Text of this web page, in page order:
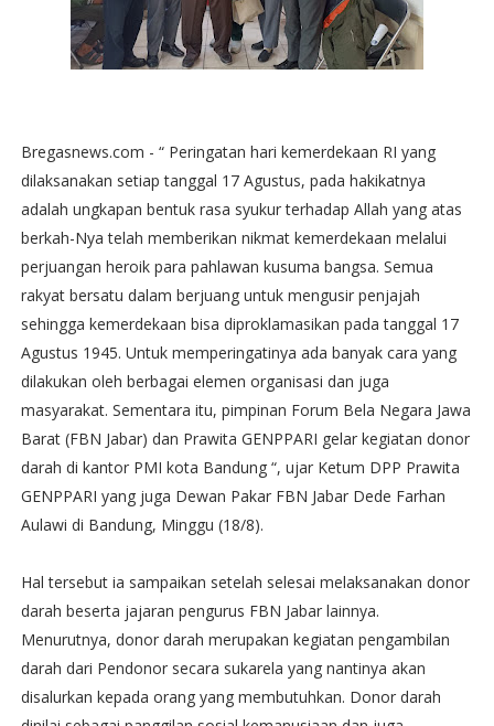
Bregasnews.com - “ Peringatan hari kemerdekaan RI yang
dilaksanakan setiap tanggal 17 Agustus, pada hakikatnya
adalah ungkapan bentuk rasa syukur terhadap Allah yang atas
berkah-Nya telah memberikan nikmat kemerdekaan melalui
perjuangan heroik para pahlawan kusuma bangsa. Semua
rakyat bersatu dalam berjuang untuk mengusir penjajah
sehingga kemerdekaan bisa diproklamasikan pada tanggal 17
Agustus 1945. Untuk memperingatinya ada banyak cara yang
dilakukan oleh berbagai elemen organisasi dan juga
masyarakat. Sementara itu, pimpinan Forum Bela Negara Jawa
Barat (FBN Jabar) dan Prawita GENPPARI gelar kegiatan donor
darah di kantor PMI kota Bandung “, ujar Ketum DPP Prawita
GENPPARI yang juga Dewan Pakar FBN Jabar Dede Farhan
Aulawi di Bandung, Minggu (18/8).
Hal tersebut ia sampaikan setelah selesai melaksanakan donor
darah beserta jajaran pengurus FBN Jabar lainnya.
Menurutnya, donor darah merupakan kegiatan pengambilan
darah dari Pendonor secara sukarela yang nantinya akan
disalurkan kepada orang yang membutuhkan. Donor darah